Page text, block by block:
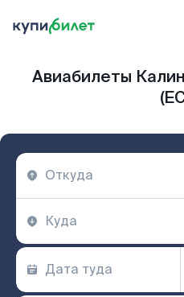
Авиабилеты